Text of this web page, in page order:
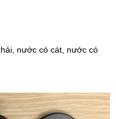
nước có cát, nước có